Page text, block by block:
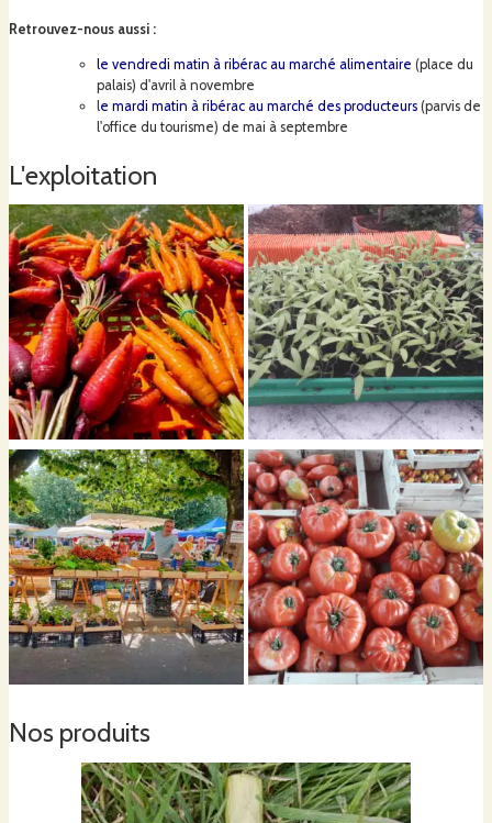
Retrouvez-nous aussi :
le vendredi matin à ribérac au marché alimentaire (place du
palais) d'avril à novembre
le mardi matin à ribérac au marché des producteurs (parvis de
l'office du tourisme) de mai à septembre
L'exploitation
Nos produits